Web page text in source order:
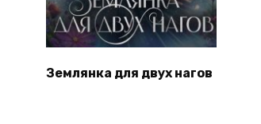
Землянка для двух нагов